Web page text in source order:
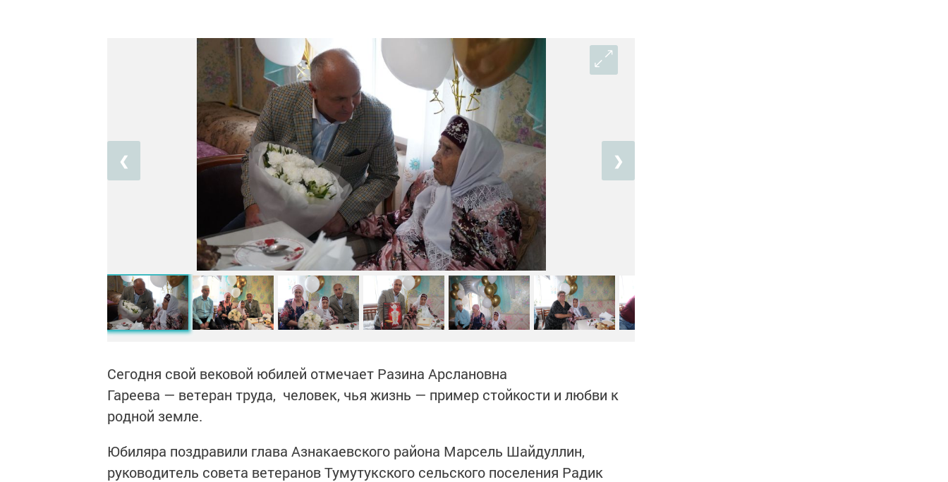
❮ ❯
Сегодня свой вековой юбилей отмечает Разина Арслановна
Гареева — ветеран труда, человек, чья жизнь — пример стойкости и любви к
родной земле.
Юбиляра поздравили глава Азнакаевского района Марсель Шайдуллин,
руководитель совета ветеранов Тумутукского сельского поселения Радик